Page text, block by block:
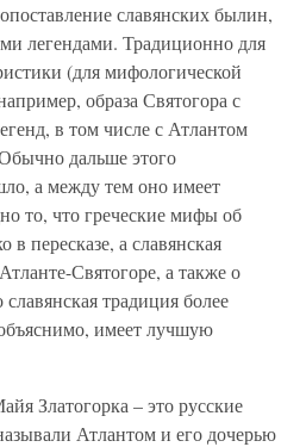
славянских былин,
легендами. Традиционно для
(для мифологической
образа Святогора с
в том числе с Атлантом
дальше этого
а между тем оно имеет
то, что греческие мифы об
пересказе, а славянская
Святогоре, а также о
традиция более
имеет лучшую
Златогорка – это русские
Атлантом и его дочерью